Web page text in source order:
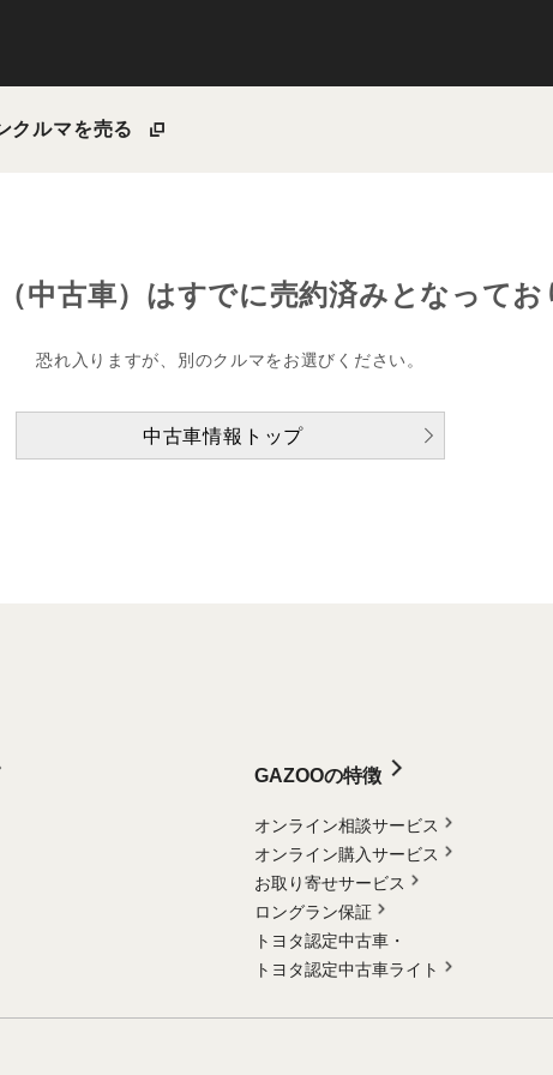
クルマを売る
中古車）はすでに売約済みとなってお
恐れ入りますが、別のクルマをお選びください。
中古車情報トップ
GAZOOの特徴
オンライン相談サービス
オンライン購入サービス
お取り寄せサービス
ロングラン保証
トヨタ認定中古車・
トヨタ認定中古車ライト